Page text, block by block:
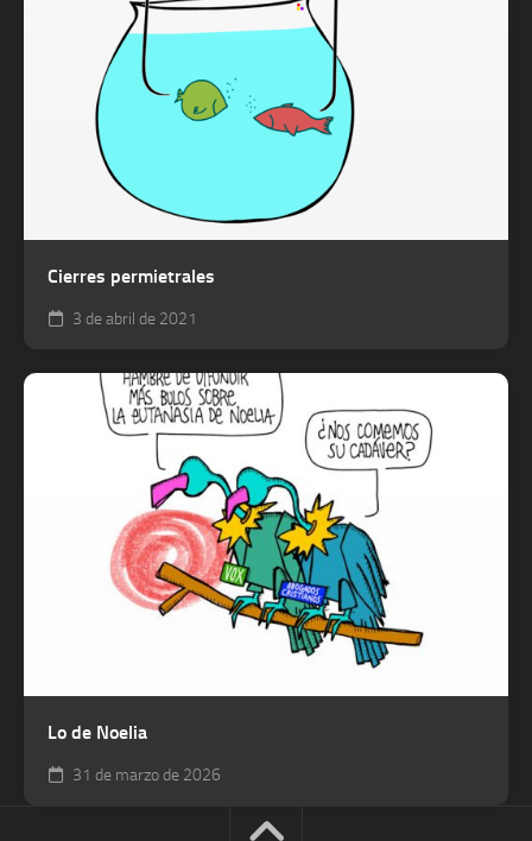
Cierres permietrales
3 de abril de 2021
Lo de Noelia
31 de marzo de 2026